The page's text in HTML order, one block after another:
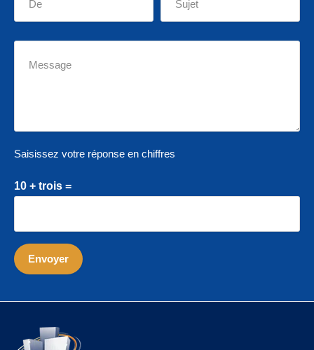
Saisissez votre réponse en chiffres
10 + trois =